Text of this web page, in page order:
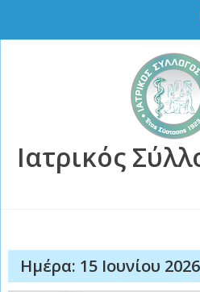
content
Ιατρικός
Ημέρα: 15 Ιουνίου 2026